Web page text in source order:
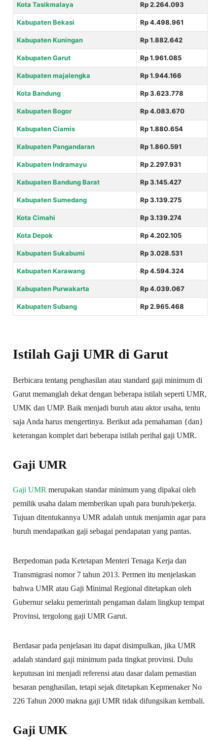
Kota Tasikmalaya Rp 2.264.093
Kabupaten Bekasi Rp 4.498.961
Kabupaten Kuningan Rp 1.882.642
Kabupaten Garut Rp 1.961.085
Kabupaten majalengka Rp 1.944.166
Kota Bandung Rp 3.623.778
Kabupaten Bogor Rp 4.083.670
Kabupaten Ciamis Rp 1.880.654
Kabupaten Pangandaran Rp 1.860.591
Kabupaten Indramayu Rp 2.297.931
Kabupaten Bandung Barat Rp 3.145.427
Kabupaten Sumedang Rp 3.139.275
Kota Cimahi Rp 3.139.274
Kota Depok Rp 4.202.105
Kabupaten Sukabumi Rp 3.028.531
Kabupaten Karawang Rp 4.594.324
Kabupaten Purwakarta Rp 4.039.067
Kabupaten Subang Rp 2.965.468
Istilah Gaji UMR di Garut
Berbicara tentang penghasilan atau standard gaji minimum di
Garut memanglah dekat dengan beberapa istilah seperti UMR,
UMK dan UMP. Baik menjadi buruh atau aktor usaha, tentu
saja Anda harus mengertinya. Berikut ada pemahaman {dan}
keterangan komplet dari beberapa istilah perihal gaji UMR.
Gaji UMR
Gaji UMR merupakan standar minimum yang dipakai oleh
pemilik usaha dalam memberikan upah para buruh/pekerja.
Tujuan ditentukannya UMR adalah untuk menjamin agar para
buruh mendapatkan gaji sebagai pendapatan yang pantas.
Berpedoman pada Ketetapan Menteri Tenaga Kerja dan
Transmigrasi nomor 7 tahun 2013. Permen itu menjelaskan
bahwa UMR atau Gaji Minimal Regional ditetapkan oleh
Gubernur selaku pemerintah pengaman dalam lingkup tempat
Provinsi, tergolong gaji UMR Garut.
Berdasar pada penjelasan itu dapat disimpulkan, jika UMR
adalah standard gaji minimum pada tingkat provinsi. Dulu
keputusan ini menjadi referensi atau dasar dalam pemastian
besaran penghasilan, tetapi sejak ditetapkan Kepmenaker No
226 Tahun 2000 makna gaji UMR tidak difungsikan kembali.
Gaji UMK